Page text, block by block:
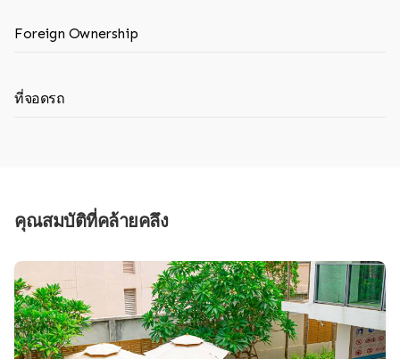
Foreign Ownership
ที่จอดรถ
คุณสมบัติที่คล้ายคลึง